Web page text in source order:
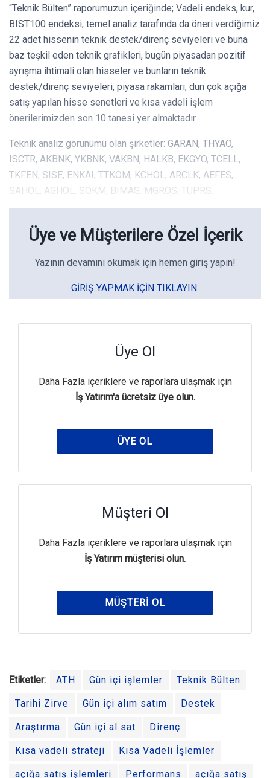
“Teknik Bülten” raporumuzun içeriğinde; Vadeli endeks, kur,
BIST100 endeksi, temel analiz tarafında da öneri verdiğimiz
22 adet hissenin teknik destek/direnç seviyeleri ve buna
baz teşkil eden teknik grafikleri, bugün piyasadan pozitif
ayrışma ihtimali olan hisseler ve bunların teknik
destek/direnç seviyeleri, piyasa rakamları, dün çok açığa
satış yapılan hisse senetleri ve kısa vadeli işlem
önerilerimizden son 10 tanesi yer almaktadır.
Teknik analiz görünümü olan şirketler: GARAN, THYAO,
ISCTR, AKBNK, YKBNK, VAKBN, HALKB, EKGYO, TCELL,
TKFEN, SISE, ENKAI, TTKOM, KCHOL, ARCLK, AEFES,
SAHOL, AGHOL, SOKM, BIMAS, MGROS, TUPRS.
Üye ve Müşterilere Özel İçerik
Yazının devamını okumak için hemen giriş yapın!
GIRIŞ YAPMAK IÇIN TIKLAYIN.
Üye Ol
Daha Fazla içeriklere ve raporlara ulaşmak için
İş Yatırım'a ücretsiz üye olun.
ÜYE OL
Müşteri Ol
Daha Fazla içeriklere ve raporlara ulaşmak için
İş Yatırım müşterisi olun.
MÜŞTERI OL
Etiketler: ATH Gün içi işlemler Teknik Bülten
Tarihi Zirve Gün içi alım satım Destek
Araştırma Gün içi al sat Direnç
Kısa vadeli strateji Kısa Vadeli İşlemler
açığa satış işlemleri Performans açığa satış